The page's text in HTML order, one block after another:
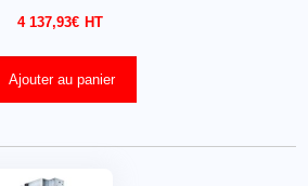
4 137,93€
Ajouter au panier